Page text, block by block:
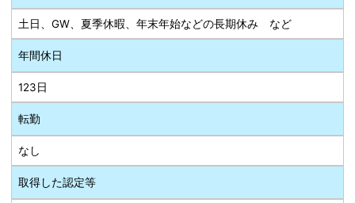
土日、GW、夏季休暇、年末年始などの長期休み など
年間休日
123日
転勤
なし
取得した認定等